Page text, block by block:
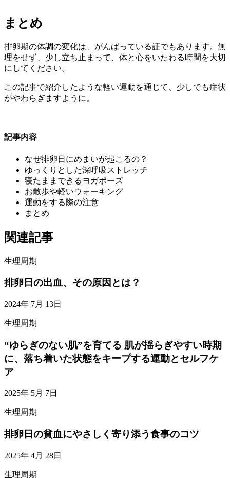
まとめ
排卵期の体調の変化は、がんばっている証でもあります。無
理をせず、少し立ち止まって、体と心をいたわる時間を大切
にしてください。
この記事で紹介したような軽い運動を通じて、少しでも症状
がやわらぎますように。
記事内容
なぜ排卵日にめまいが起こるの？
ゆっくりとした深呼吸ストレッチ
寝たままできるヨガポーズ
お散歩や軽いウォーキング
運動をする際の注意
まとめ
関連記事
生理周期
排卵日の出血、その原因とは？
2024年 7月 13日
生理周期
“ゆらぎのない肌”を育てる 肌が揺らぎやすい時期
に、落ち着いた状態をキープする運動とセルフケ
ア
2025年 5月 7日
生理周期
排卵日の貧血にやさしく寄り添う食事のコツ
2025年 4月 28日
生理周期